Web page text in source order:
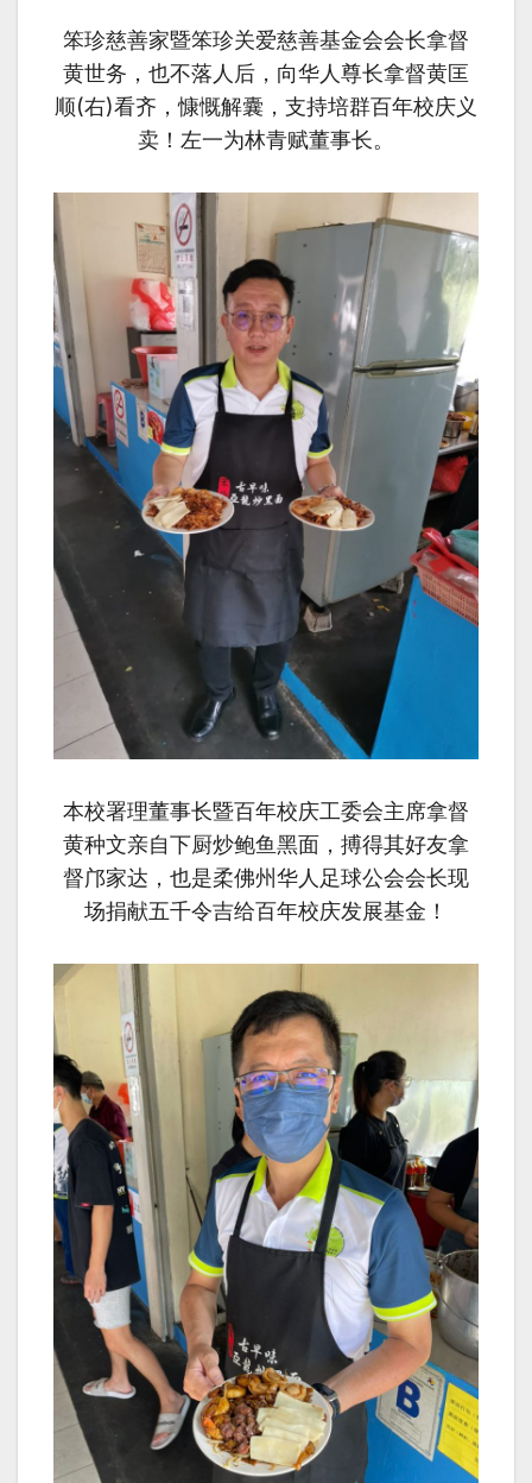
笨珍慈善家暨笨珍关爱慈善基金会会长拿督
黄世务，也不落人后，向华人尊长拿督黄匡
顺(右)看齐，慷慨解囊，支持培群百年校庆义
卖！左一为林青赋董事长。
本校署理董事长暨百年校庆工委会主席拿督
黄种文亲自下厨炒鲍鱼黑面，搏得其好友拿
督邝家达，也是柔佛州华人足球公会会长现
场捐献五千令吉给百年校庆发展基金！